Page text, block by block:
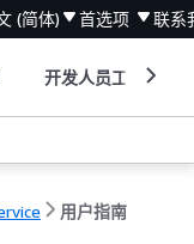
(简体) 首选项 联系
开发人员工具
用户指南